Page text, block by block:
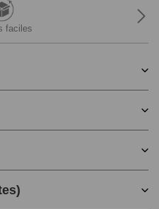
faciles